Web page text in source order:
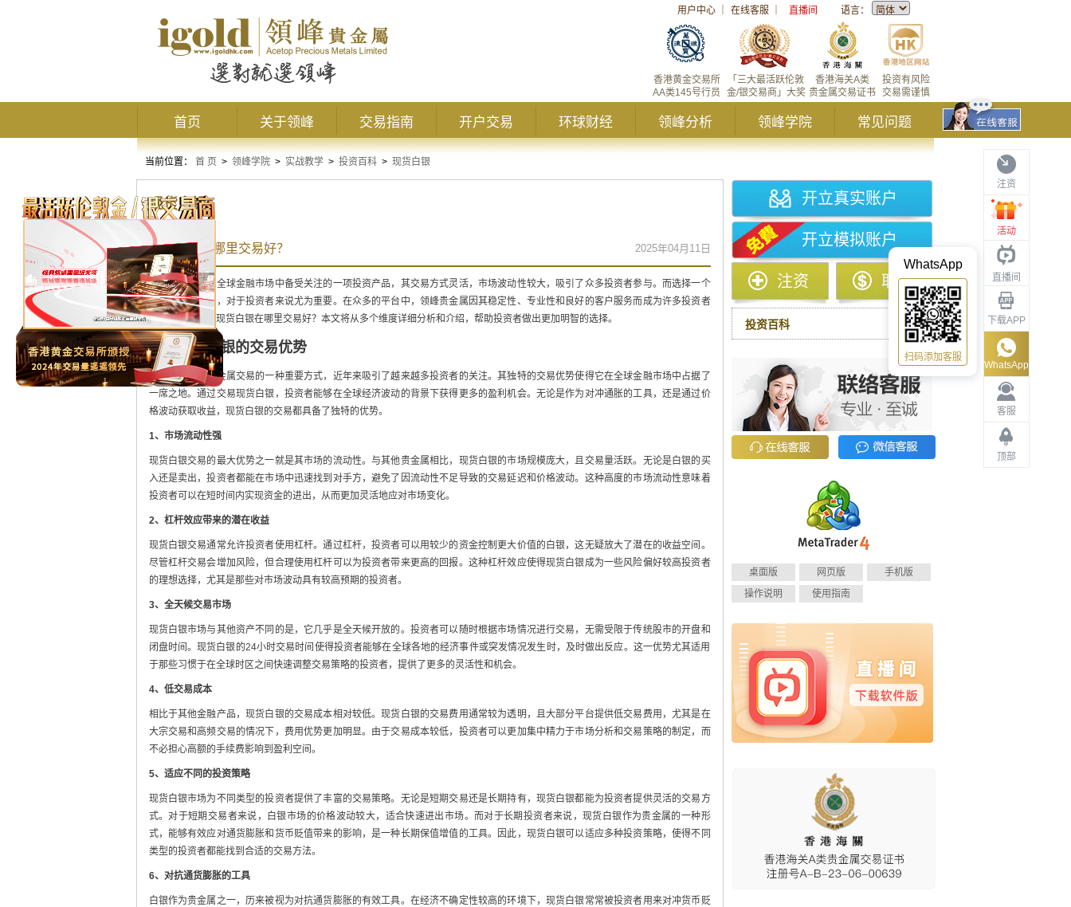
用户中心 在线客服 直播间 语言：
投资有风险
交易需谨慎
香港海关A类
贵金属交易证书
「三大最活跃伦敦
金/银交易商」大奖
香港黄金交易所
AA类145号行员
首页 关于领峰 交易指南 开户交易 环球财经 领峰分析 领峰学院 常见问题
注资
活动
直播间
下载APP
客服
顶部
WhatsApp
WhatsApp
扫码添加客服
当前位置： 首 页 > 领峰学院 > 实战教学 > 投资百科 > 现货白银
现货白银
现货白银在哪里交易好？ 2025年04月11日
现货白银是当前全球金融市场中备受关注的一项投资产品，其交易方式灵活，市场波动性较大，吸引了众多投资者参与。而选择一个
适合的交易平台，对于投资者来说尤为重要。在众多的平台中，领峰贵金属因其稳定性、专业性和良好的客户服务而成为许多投资者
的首选。那么，现货白银在哪里交易好？本文将从多个维度详细分析和介绍，帮助投资者做出更加明智的选择。
一、现货白银的交易优势
现货白银作为贵金属交易的一种重要方式，近年来吸引了越来越多投资者的关注。其独特的交易优势使得它在全球金融市场中占据了
一席之地。通过交易现货白银，投资者能够在全球经济波动的背景下获得更多的盈利机会。无论是作为对冲通胀的工具，还是通过价
格波动获取收益，现货白银的交易都具备了独特的优势。
1、市场流动性强
现货白银交易的最大优势之一就是其市场的流动性。与其他贵金属相比，现货白银的市场规模庞大，且交易量活跃。无论是白银的买
入还是卖出，投资者都能在市场中迅速找到对手方，避免了因流动性不足导致的交易延迟和价格波动。这种高度的市场流动性意味着
投资者可以在短时间内实现资金的进出，从而更加灵活地应对市场变化。
2、杠杆效应带来的潜在收益
现货白银交易通常允许投资者使用杠杆。通过杠杆，投资者可以用较少的资金控制更大价值的白银，这无疑放大了潜在的收益空间。
尽管杠杆交易会增加风险，但合理使用杠杆可以为投资者带来更高的回报。这种杠杆效应使得现货白银成为一些风险偏好较高投资者
的理想选择，尤其是那些对市场波动具有较高预期的投资者。
3、全天候交易市场
现货白银市场与其他资产不同的是，它几乎是全天候开放的。投资者可以随时根据市场情况进行交易，无需受限于传统股市的开盘和
闭盘时间。现货白银的24小时交易时间使得投资者能够在全球各地的经济事件或突发情况发生时，及时做出反应。这一优势尤其适用
于那些习惯于在全球时区之间快速调整交易策略的投资者，提供了更多的灵活性和机会。
4、低交易成本
相比于其他金融产品，现货白银的交易成本相对较低。现货白银的交易费用通常较为透明，且大部分平台提供低交易费用，尤其是在
大宗交易和高频交易的情况下，费用优势更加明显。由于交易成本较低，投资者可以更加集中精力于市场分析和交易策略的制定，而
不必担心高额的手续费影响到盈利空间。
5、适应不同的投资策略
现货白银市场为不同类型的投资者提供了丰富的交易策略。无论是短期交易还是长期持有，现货白银都能为投资者提供灵活的交易方
式。对于短期交易者来说，白银市场的价格波动较大，适合快速进出市场。而对于长期投资者来说，现货白银作为贵金属的一种形
式，能够有效应对通货膨胀和货币贬值带来的影响，是一种长期保值增值的工具。因此，现货白银可以适应多种投资策略，使得不同
类型的投资者都能找到合适的交易方法。
6、对抗通货膨胀的工具
白银作为贵金属之一，历来被视为对抗通货膨胀的有效工具。在经济不确定性较高的环境下，现货白银常常被投资者用来对冲货币贬
开立真实账户
开立模拟账户
注资 取款
投资百科
桌面版 网页版
手机版
操作说明
使用指南